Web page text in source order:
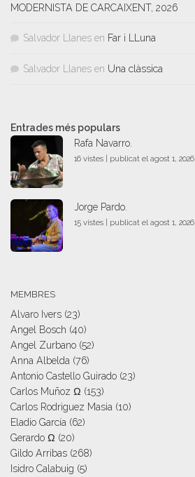
MODERNISTA DE CARCAIXENT, 2026
Salvador Llanes en Far i LLuna
Salvador Llanes en Una clàssica
Entrades més populars
Rafa Navarro.
16 vistes | publicat el agost 1, 2026
Jorge Pardo.
15 vistes | publicat el agost 1, 2026
MEMBRES
Alvaro Ivers (23)
Angel Bosch (40)
Angel Zurbano (52)
Anna Albelda (76)
Antonio Castello Guirado (23)
Carlos Muñoz Ω (153)
Carlos Rodriguez Masia (10)
Eladio García (62)
Gerardo Ω (20)
Gildo Arribas (268)
Isidro Calabuig (5)